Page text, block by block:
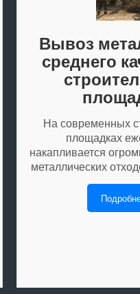
Вывоз
среднего
На современных
площадках
накапливается
металлических